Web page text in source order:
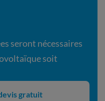
seront nécessaires
soit
gratuit